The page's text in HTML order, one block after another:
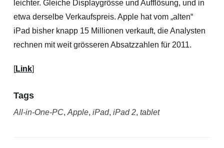
leichter. Gleiche Displaygrösse und Aufflösung, und in
etwa derselbe Verkaufspreis. Apple hat vom „alten“
iPad bisher knapp 15 Millionen verkauft, die Analysten
rechnen mit weit grösseren Absatzzahlen für 2011.
[Link]
Tags
All-in-One-PC, Apple, iPad, iPad 2, tablet